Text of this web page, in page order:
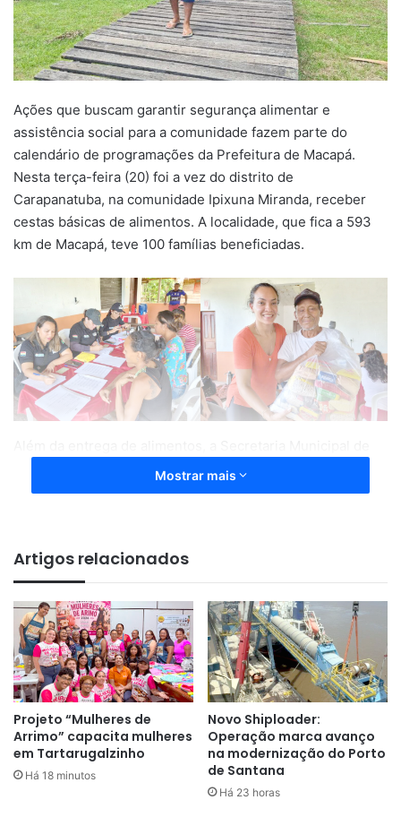
Ações que buscam garantir segurança alimentar e
assistência social para a comunidade fazem parte do
calendário de programações da Prefeitura de Macapá.
Nesta terça-feira (20) foi a vez do distrito de
Carapanatuba, na comunidade Ipixuna Miranda, receber
cestas básicas de alimentos. A localidade, que fica a 593
km de Macapá, teve 100 famílias beneficiadas.
Assistência Social (Semas) levou equipes da Casa do
Bolsa para realização do cadastro, recadastrado e
“Nossa missão é atender pessoas em vulnerabilidade
social garantindo qualidade de vida e saúde alimentar.
Além disso, possibilitamos a inclusão nos programas de
assistência social do município”, explica a titular da
Semas, Rayssa Furlan.
Os benefícios entregues são oriundos do Fundo Municipal
de Assistência Social que possibilita atuação em Macapá e
nos distritos. A ação teve participação da Secretaria
Municipal de Mobilização e Participação Social.
Mostrar mais
Artigos relacionados
Projeto “Mulheres de
Arrimo” capacita mulheres
em Tartarugalzinho
Há 18 minutos
Novo Shiploader:
Operação marca avanço
na modernização do Porto
de Santana
Há 23 horas